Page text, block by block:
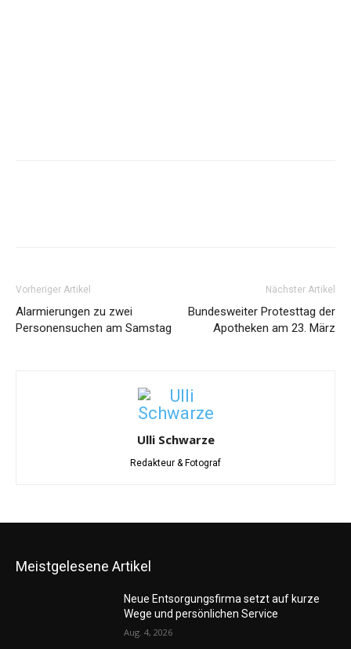
Vorheriger Artikel
Alarmierungen zu zwei
Personensuchen am Samstag
Nächster Artikel
Bundesweiter Protesttag der
Apotheken am 23. März
Ulli Schwarze
Redakteur & Fotograf
Meistgelesene Artikel
Neue Entsorgungsfirma setzt auf kurze
Wege und persönlichen Service
Aug. 4, 2026